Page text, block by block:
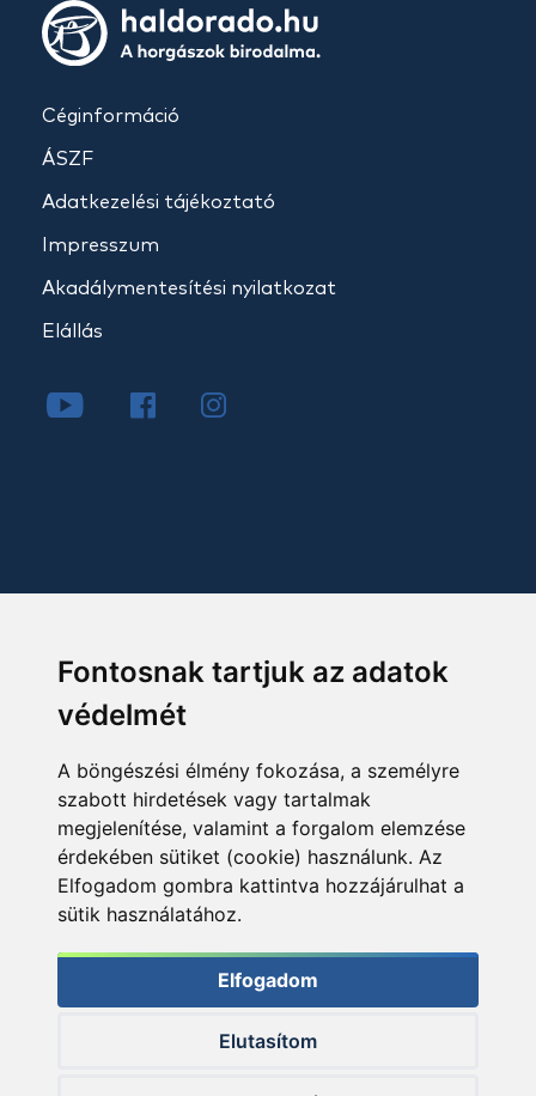
Fontosnak tartjuk az adatok
védelmét
A böngészési élmény fokozása, a személyre
szabott hirdetések vagy tartalmak
megjelenítése, valamint a forgalom elemzése
érdekében sütiket (cookie) használunk. Az
Elfogadom gombra kattintva hozzájárulhat a
sütik használatához.
Elfogadom
Elutasítom
Céginformáció
ÁSZF
Adatkezelési tájékoztató
Impresszum
Akadálymentesítési nyilatkozat
Elállás